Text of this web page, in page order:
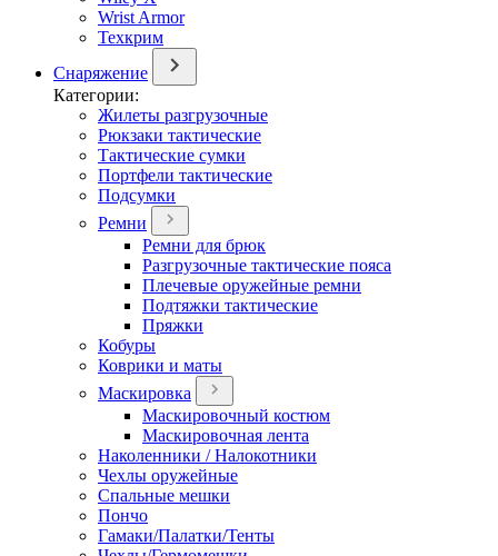
Wrist Armor
Техкрим
Снаряжение
Категории:
Жилеты разгрузочные
Рюкзаки тактические
Тактические сумки
Портфели тактические
Подсумки
Ремни
Ремни для брюк
Разгрузочные тактические пояса
Плечевые оружейные ремни
Подтяжки тактические
Пряжки
Кобуры
Коврики и маты
Маскировка
Маскировочный костюм
Маскировочная лента
Наколенники / Налокотники
Чехлы оружейные
Спальные мешки
Пончо
Гамаки/Палатки/Тенты